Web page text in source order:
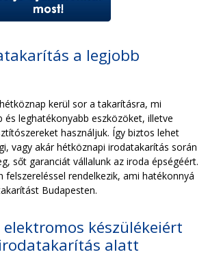
a legjobb
kerül sor a takarításra, mi
és leghatékonyabb eszközöket, illetve
használjuk. Így biztos lehet
vagy akár hétköznapi irodatakarítás során
sőt garanciát vállalunk az iroda épségéért.
felszereléssel rendelkezik, ami hatékonnyá
Budapesten.
készülékeiért
alatt